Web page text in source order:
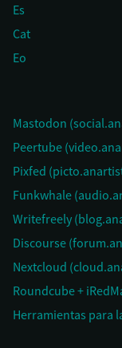
Es
Cat
Eo
Mastodon
Peertube
Pixfed
Funkwhale
Writefreely
Discourse
Nextcloud
Roundcube +
Herramientas para